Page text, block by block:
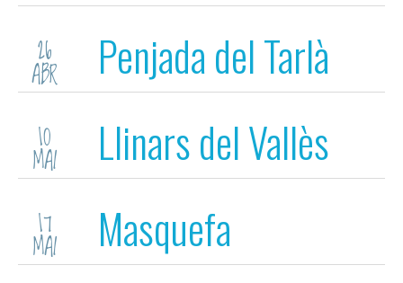
26
ABR
Penjada del Tarlà
(matí)
10
MAI Llinars del Vallès
17
MAI Masquefa